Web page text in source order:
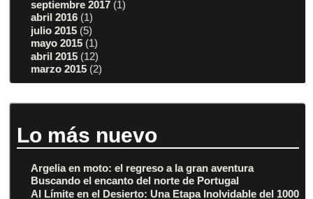
septiembre 2017 (1)
abril 2016 (1)
julio 2015 (5)
mayo 2015 (1)
abril 2015 (12)
marzo 2015 (2)
Lo más nuevo
Argelia en moto: el regreso a la gran aventura
Buscando el encanto del norte de Portugal
Al Límite en el Desierto: Una Etapa Inolvidable del 1000